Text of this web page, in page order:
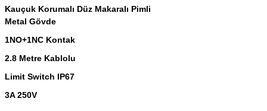
Kauçuk Korumalı Düz Makaralı Pimli
Metal Gövde
1NO+1NC Kontak
2.8 Metre Kablolu
Limit Switch IP67
3A 250V